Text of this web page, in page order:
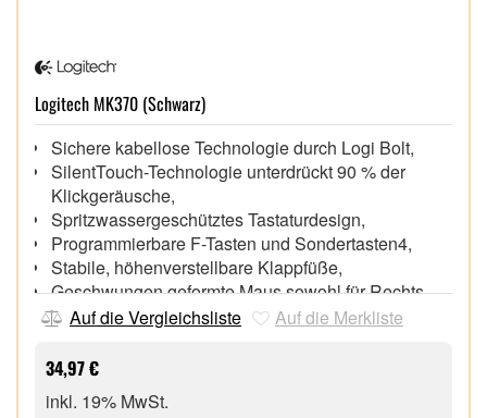
Logitech MK370 (Schwarz)
Sichere kabellose Technologie durch Logi Bolt,
SilentTouch-Technologie unterdrückt 90 % der
Klickgeräusche,
Spritzwassergeschütztes Tastaturdesign,
Programmierbare F-Tasten und Sondertasten4,
Stabile, höhenverstellbare Klappfüße,
Geschwungen geformte Maus sowohl für Rechts-
als auch Linkshänder
gängigen Betriebssystemen und
Geschäftsanwendungen
Lange Akkulaufzeit – 36 Monate für die Tastatur und
Auf die Vergleichsliste Auf die Merkliste
34,97 €
inkl. 19% MwSt.